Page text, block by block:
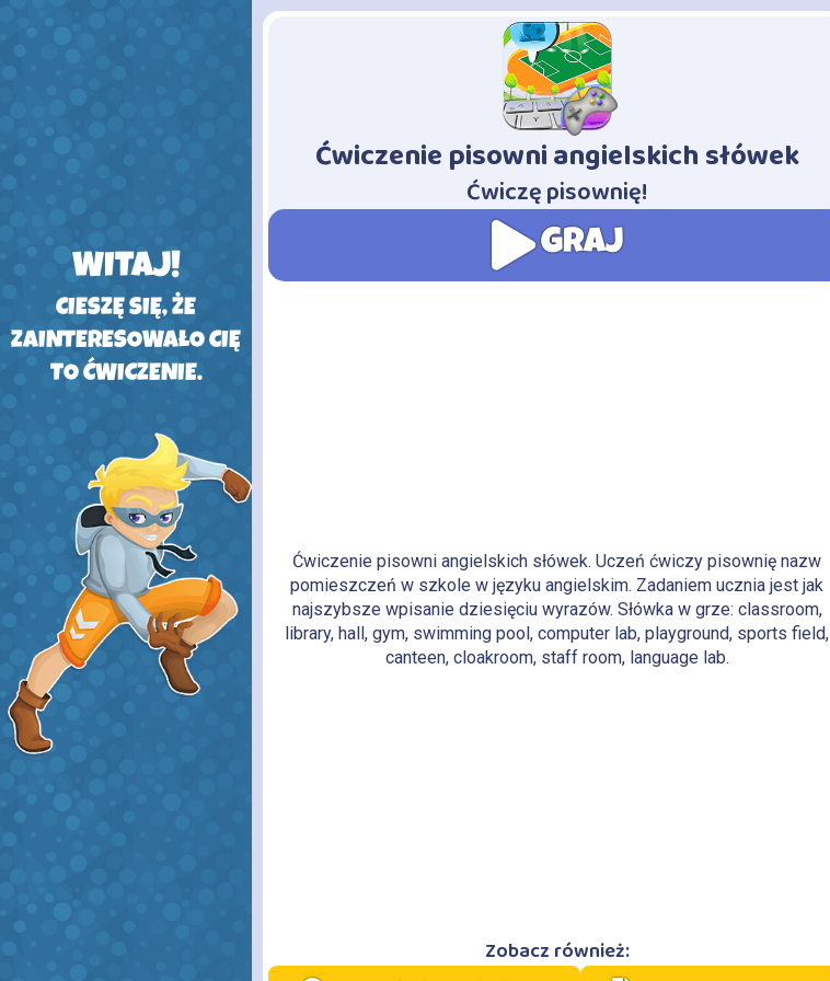
WITAJ!
CIESZĘ SIĘ, ŻE
ZAINTERESOWAŁO CIĘ
TO ĆWICZENIE.
Ćwiczenie pisowni angielskich słówek
- Ćwiczę pisownię!
GRAJ
Ćwiczenie pisowni angielskich słówek. Uczeń ćwiczy pisownię nazw
pomieszczeń w szkole w języku angielskim. Zadaniem ucznia jest jak
najszybsze wpisanie dziesięciu wyrazów. Słówka w grze: classroom,
library, hall, gym, swimming pool, computer lab, playground, sports field,
canteen, cloakroom, staff room, language lab.
Zobacz również: